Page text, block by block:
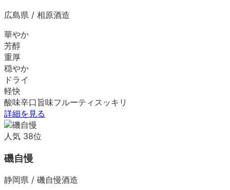
広島県 / 相原酒造
華やか
芳醇
重厚
穏やか
ドライ
軽快
酸味辛口 旨味フルーティ スッキリ
詳細を見る
人気 38位
磯自慢
静岡県 / 磯自慢酒造